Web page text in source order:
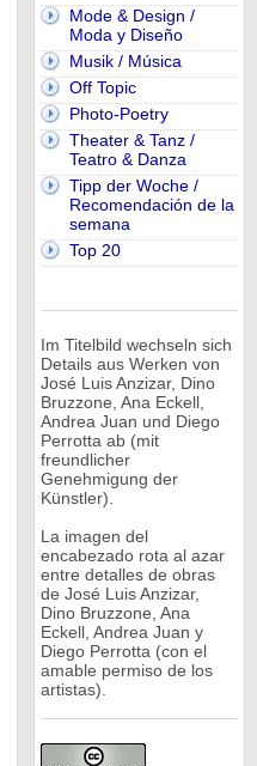
Mode & Design /
Moda y Diseño
Musik / Música
Off Topic
Photo-Poetry
Theater & Tanz /
Teatro & Danza
Tipp der Woche /
Recomendación de la
semana
Top 20
Im Titelbild wechseln sich
Details aus Werken von
José Luis Anzizar, Dino
Bruzzone, Ana Eckell,
Andrea Juan und Diego
Perrotta ab (mit
freundlicher
Genehmigung der
Künstler).
La imagen del
encabezado rota al azar
entre detalles de obras
de José Luis Anzizar,
Dino Bruzzone, Ana
Eckell, Andrea Juan y
Diego Perrotta (con el
amable permiso de los
artistas).